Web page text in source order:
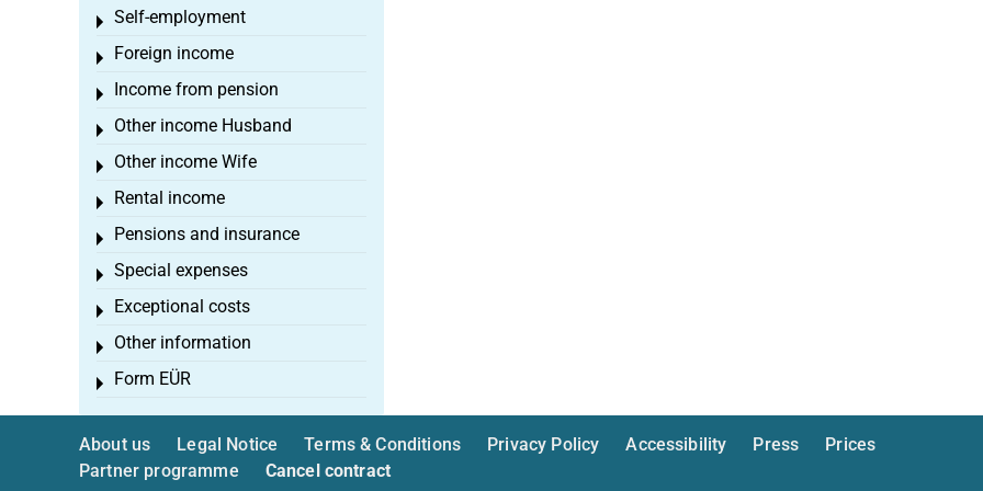
Self-employment
Toggle menu
Foreign income
Toggle menu
Income from pension
Toggle menu
Other income Husband
Toggle menu
Other income Wife
Toggle menu
Rental income
Toggle menu
Pensions and insurance
Toggle menu
Special expenses
Toggle menu
Exceptional costs
Toggle menu
Other information
Toggle menu
Form EÜR
Toggle menu
About us Legal Notice Terms & Conditions Privacy Policy Accessibility Press
Prices
Partner programme
Cancel contract